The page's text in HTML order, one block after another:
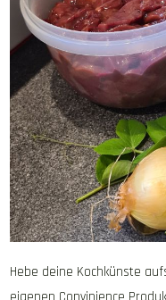
Hebe deine Kochkünste